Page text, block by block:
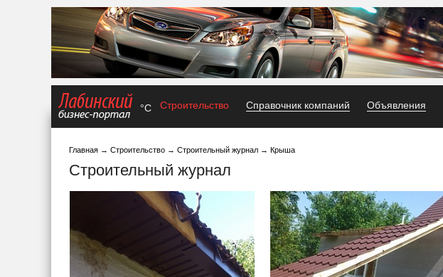
°C Строительство Справочник компаний Объявления
Главная → Строительство → Строительный журнал → Крыша
Строительный журнал